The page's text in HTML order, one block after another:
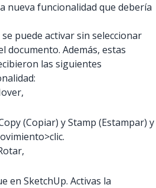
nueva funcionalidad que debería
puede activar sin seleccionar
documento. Además, estas
las siguientes
(Copiar) y Stamp (Estampar) y
en SketchUp. Activas la